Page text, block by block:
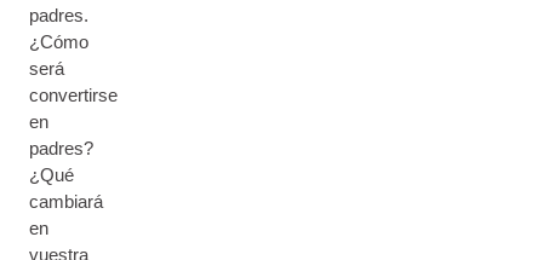
padres.
¿Cómo
será
convertirse
en
padres?
¿Qué
cambiará
en
vuestra